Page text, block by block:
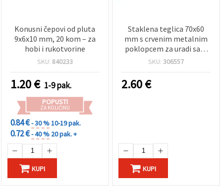
Konusni čepovi od pluta
9x6x10 mm, 20 kom – za
hobi i rukotvorine
SKU: 840233
1.20€ 1-9 pak.
POPUSTI
ZA KOLIČINU
0.84 €- 30 %10-19 pak.
0.72 €- 40 % 20 pak. +
KUPI
Staklena teglica 70x60
mm s crvenim metalnim
poklopcem za uradi sam
hobi i dekoracije
SKU: 306557
2.60€
KUPI